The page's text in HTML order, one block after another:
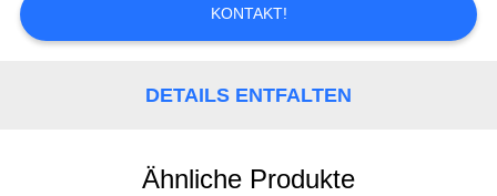
NACHRICHTEN
KONTAKT!
DETAILS ENTFALTEN
Ähnliche Produkte